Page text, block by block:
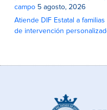
campo 5 agosto, 2026
Atiende DIF Estatal a
de intervención